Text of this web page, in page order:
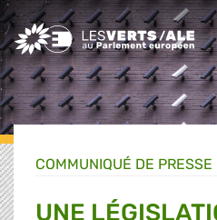
Greens/EFA Home
COMMUNIQUÉ DE PRESSE
UNE